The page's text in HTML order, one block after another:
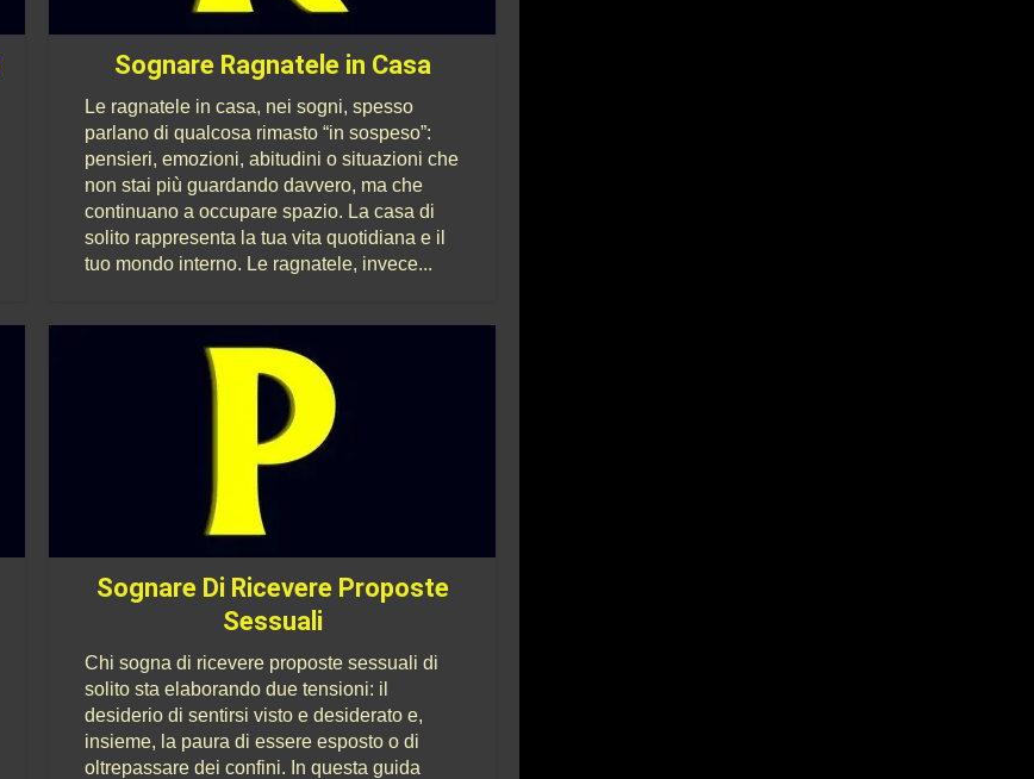
Sognare Ragnatele in Casa
Le ragnatele in casa, nei sogni, spesso
parlano di qualcosa rimasto “in sospeso”:
pensieri, emozioni, abitudini o situazioni che
non stai più guardando davvero, ma che
continuano a occupare spazio. La casa di
solito rappresenta la tua vita quotidiana e il
tuo mondo interno. Le ragnatele, invece...
Sognare Di Ricevere Proposte
Sessuali
Chi sogna di ricevere proposte sessuali di
solito sta elaborando due tensioni: il
desiderio di sentirsi visto e desiderato e,
insieme, la paura di essere esposto o di
oltrepassare dei confini. In questa guida